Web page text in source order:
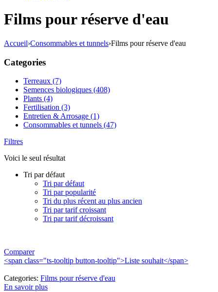
Films pour réserve d'eau
Accueil›Consommables et tunnels›Films pour réserve d'eau
Categories
Terreaux (7)
Semences biologiques (408)
Plants (4)
Fertilisation (3)
Entretien & Arrosage (1)
Consommables et tunnels (47)
Filtres
Voici le seul résultat
Tri par défaut
Tri par défaut
Tri par popularité
Tri du plus récent au plus ancien
Tri par tarif croissant
Tri par tarif décroissant
Comparer
<span class="ts-tooltip button-tooltip">Liste souhait</span>
Categories: Films pour réserve d'eau
En savoir plus